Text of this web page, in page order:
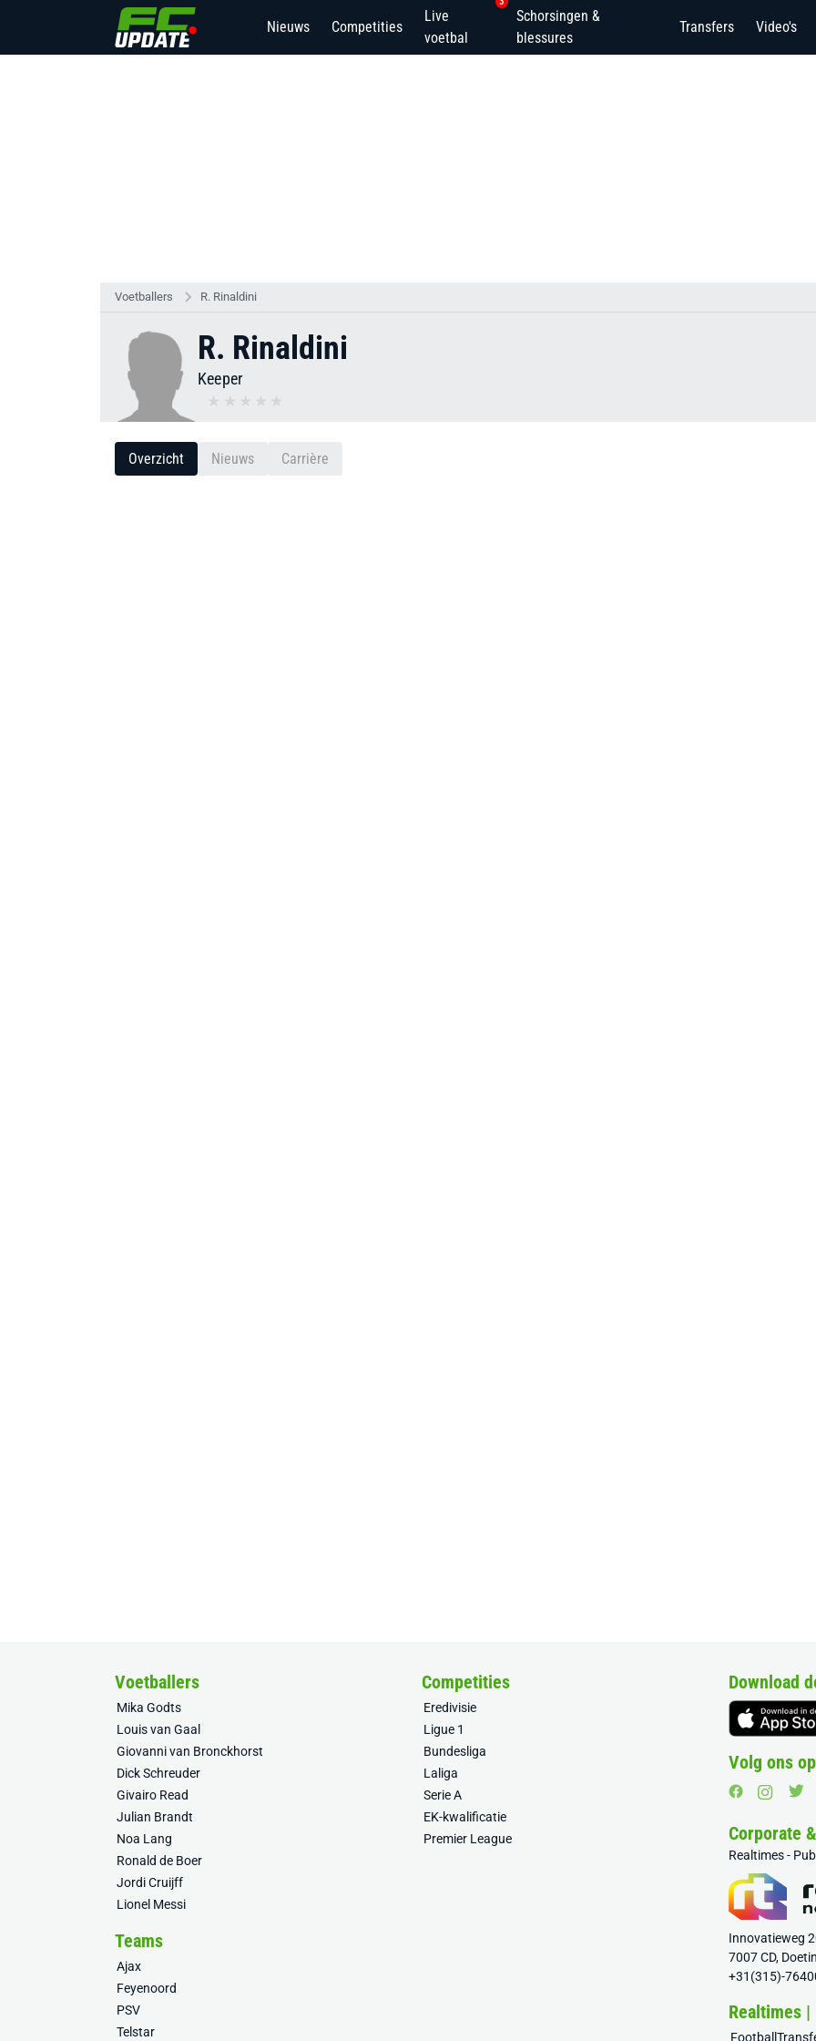
Nieuws Competities
Live
voetbal
Schorsingen &
blessures
Transfers Video's
Voetballers R. Rinaldini
R. Rinaldini
Keeper
Overzicht Nieuws Carrière
Voetballers
Mika Godts
Louis van Gaal
Giovanni van Bronckhorst
Dick Schreuder
Givairo Read
Julian Brandt
Noa Lang
Ronald de Boer
Jordi Cruijff
Lionel Messi
Competities
Eredivisie
Ligue 1
Bundesliga
Laliga
Serie A
EK-kwalificatie
Premier League
Teams
Ajax
Feyenoord
PSV
Telstar
Download
Volg ons
Corporate
Realtimes -
Innovatieweg
7007 CD,
+31(315)-
Realtimes